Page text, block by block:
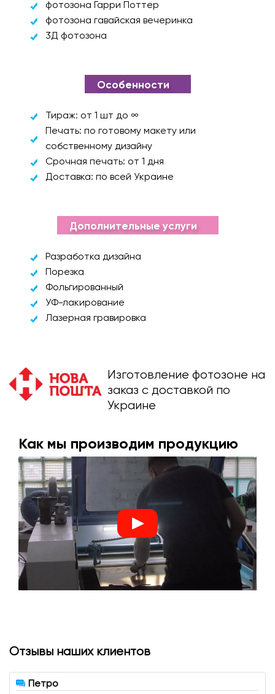
фотозона Гарри Поттер
фотозона гавайская вечеринка
3Д фотозона
Особенности
Тираж: от 1 шт до ∞
Печать: по готовому макету или
собственному дизайну
Срочная печать: от 1 дня
Доставка: по всей Украине
Дополнительные услуги
Разработка дизайна
Порезка
Фольгированный
УФ-лакирование
Лазерная гравировка
Изготовление фотозоне на
заказ с доставкой по
Украине
Как мы производим продукцию
Отзывы наших клиентов
Петро